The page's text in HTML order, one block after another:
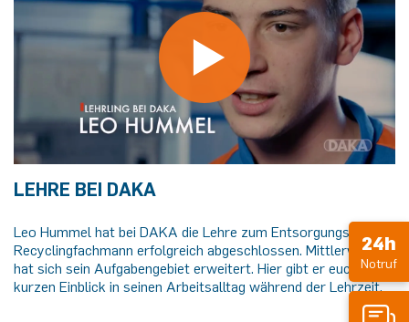
LEHRE BEI DAKA
Leo Hummel hat bei DAKA die Lehre zum Entsorgungs- &
Recyclingfachmann erfolgreich abgeschlossen. Mittlerweile
hat sich sein Aufgabengebiet erweitert. Hier gibt er euch einen
kurzen Einblick in seinen Arbeitsalltag während der Lehrzeit.
24h
Notruf